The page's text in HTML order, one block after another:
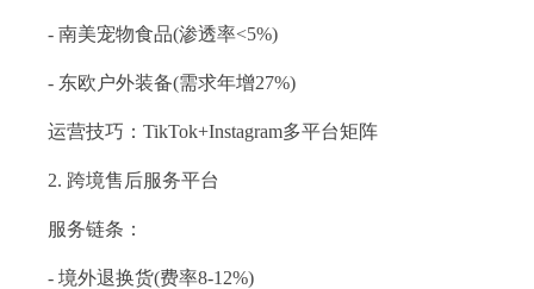
- 南美宠物食品(渗透率<5%)
- 东欧户外装备(需求年增27%)
运营技巧：TikTok+Instagram多平台矩阵
2. 跨境售后服务平台
服务链条：
- 境外退换货(费率8-12%)